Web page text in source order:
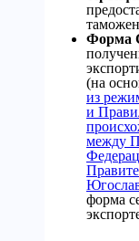
Форма
(на
из
и
между
форма